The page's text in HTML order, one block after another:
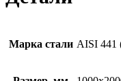
Марка стали AISI